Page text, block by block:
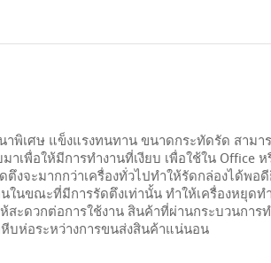
พิเศษ แข็งแรงทนทาน ขนาดกระทัดรัด สามา
พื่อให้มีการทำงานที่เงียบ เพื่อใช้ใน Office ห
ตึงจะมากกว่าเครื่องทั่วไปทำให้รัดกล่องได้พอ
ในขณะที่มีการรัดตึงเท่านั้น ทำให้เครื่องหยุด
ะดวกต่อการใช้งาน สินค้าที่ผ่านกระบวนการท
บห่อระหว่างการขนส่งสินค้าแน่นอน